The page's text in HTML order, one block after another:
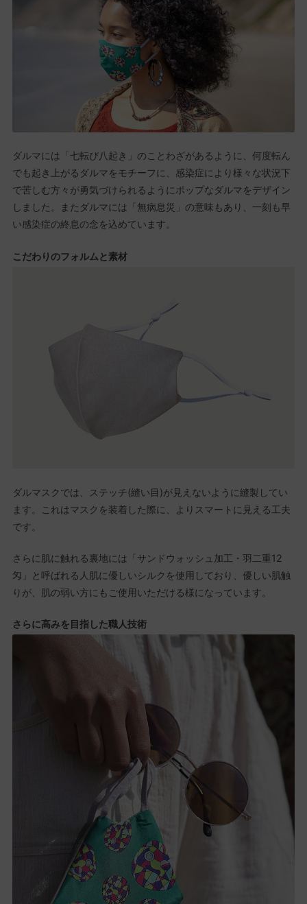
ダルマには「七転び八起き」のことわざがあるように、何度転ん
でも起き上がるダルマをモチーフに、感染症により様々な状況下
で苦しむ方々が勇気づけられるようにポップなダルマをデザイン
しました。またダルマには「無病息災」の意味もあり、一刻も早
い感染症の終息の念を込めています。
こだわりのフォルムと素材
ダルマスクでは、ステッチ(縫い目)が見えないように縫製してい
ます。これはマスクを装着した際に、よりスマートに見える工夫
です。
さらに肌に触れる裏地には「サンドウォッシュ加工・羽二重12
匁」と呼ばれる人肌に優しいシルクを使用しており、優しい肌触
りが、肌の弱い方にもご使用いただける様になっています。
さらに高みを目指した職人技術